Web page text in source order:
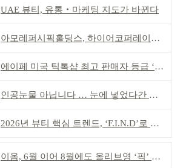
UAE 뷰티, 유통‧마케팅 지도가 바뀐다
아모레퍼시픽홀딩스, 하이어코퍼레이션과 투자계약
에이페 미국 틱톡샵 최고 판매자 등급 ‘Tier 5’ 달성
인공눈물 아닙니다 … 눈에 넣었다간 각막 손상
2026년 뷰티 핵심 트렌드, ‘F.I.N.D’로 읽는다
이옴, 6월 이어 8월에도 올리브영 ‘픽’ 선정